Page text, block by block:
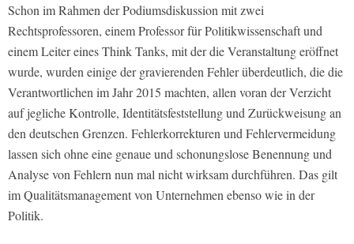
Schon im Rahmen der Podiumsdiskussion mit zwei
Rechtsprofessoren, einem Professor für Politikwissenschaft und
einem Leiter eines Think Tanks, mit der die Veranstaltung eröffnet
wurde, wurden einige der gravierenden Fehler überdeutlich, die die
Verantwortlichen im Jahr 2015 machten, allen voran der Verzicht
auf jegliche Kontrolle, Identitätsfeststellung und Zurückweisung an
den deutschen Grenzen. Fehlerkorrekturen und Fehlervermeidung
lassen sich ohne eine genaue und schonungslose Benennung und
Analyse von Fehlern nun mal nicht wirksam durchführen. Das gilt
im Qualitätsmanagement von Unternehmen ebenso wie in der
Politik.